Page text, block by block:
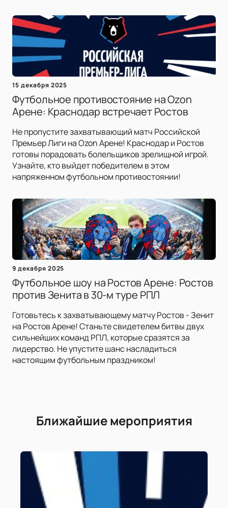
15 декабря 2025
Футбольное противостояние на Ozon
Арене: Краснодар встречает Ростов
Не пропустите захватывающий матч Российской
Премьер Лиги на Ozon Арене! Краснодар и Ростов
готовы порадовать болельщиков зрелищной игрой.
Узнайте, кто выйдет победителем в этом
напряженном футбольном противостоянии!
9 декабря 2025
Футбольное шоу на Ростов Арене: Ростов
против Зенита в 30-м туре РПЛ
Готовьтесь к захватывающему матчу Ростов - Зенит
на Ростов Арене! Станьте свидетелем битвы двух
сильнейших команд РПЛ, которые сразятся за
лидерство. Не упустите шанс насладиться
настоящим футбольным праздником!
Ближайшие мероприятия